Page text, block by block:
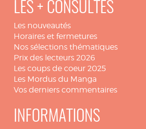
LES + CONSULTÉS
Les nouveautés
Horaires et fermetures
Nos sélections thématiques
Prix des lecteurs 2026
Les coups de coeur 2025
Les Mordus du Manga
Vos derniers commentaires
INFORMATIONS